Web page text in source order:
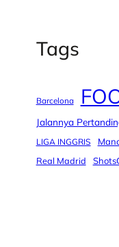
Tags
Barcelona
Jalannya
LIGA INGGRIS
Real Madrid